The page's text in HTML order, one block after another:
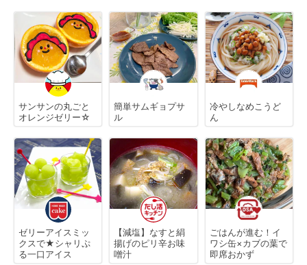
サンサンの丸ごと
オレンジゼリー☆
簡単サムギョプサ
ル
冷やしなめこうど
ん
ゼリーアイスミッ
クスで★シャリぷ
る一口アイス
【減塩】なすと絹
揚げのピリ辛お味
噌汁
ごはんが進む！イ
ワシ缶×カブの葉で
即席おかず